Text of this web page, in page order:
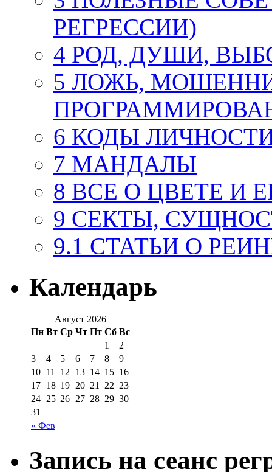
РЕГРЕССИИ)
4 РОД, ДУШИ,
5 ЛОЖЬ,
6 КОДЫ
7 МАНДАЛЫ
8 ВСЕ О ЦВЕТЕ И
9 СЕКТЫ,
9.1 СТАТЬИ О
Календарь
Август 2026
Пн Вт Ср Чт Пт Сб Вс
« Фев
1
2
3
4 5 6 7 8
9
10 11 12 13 14 15 16
17 18 19 20 21 22 23
24 25 26 27 28 29 30
31
Запись на сеанс